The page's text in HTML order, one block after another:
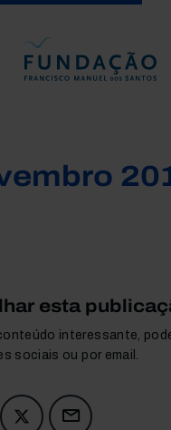
esta
interessante,
sociais ou por email.